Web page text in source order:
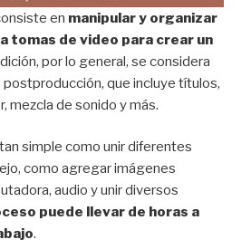
en manipular y organizar
tomas de video para crear un
por lo general, se considera
que incluye títulos,
mezcla de sonido y más.
simple como unir diferentes
como agregar imágenes
audio y unir diversos
puede llevar de horas a
.